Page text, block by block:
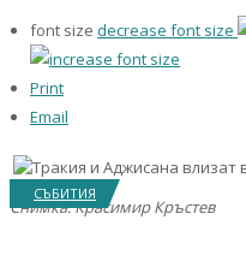
font size decrease font size
Print
Email
СЪБИТИЯ
Снимка: Красимир Кръстев